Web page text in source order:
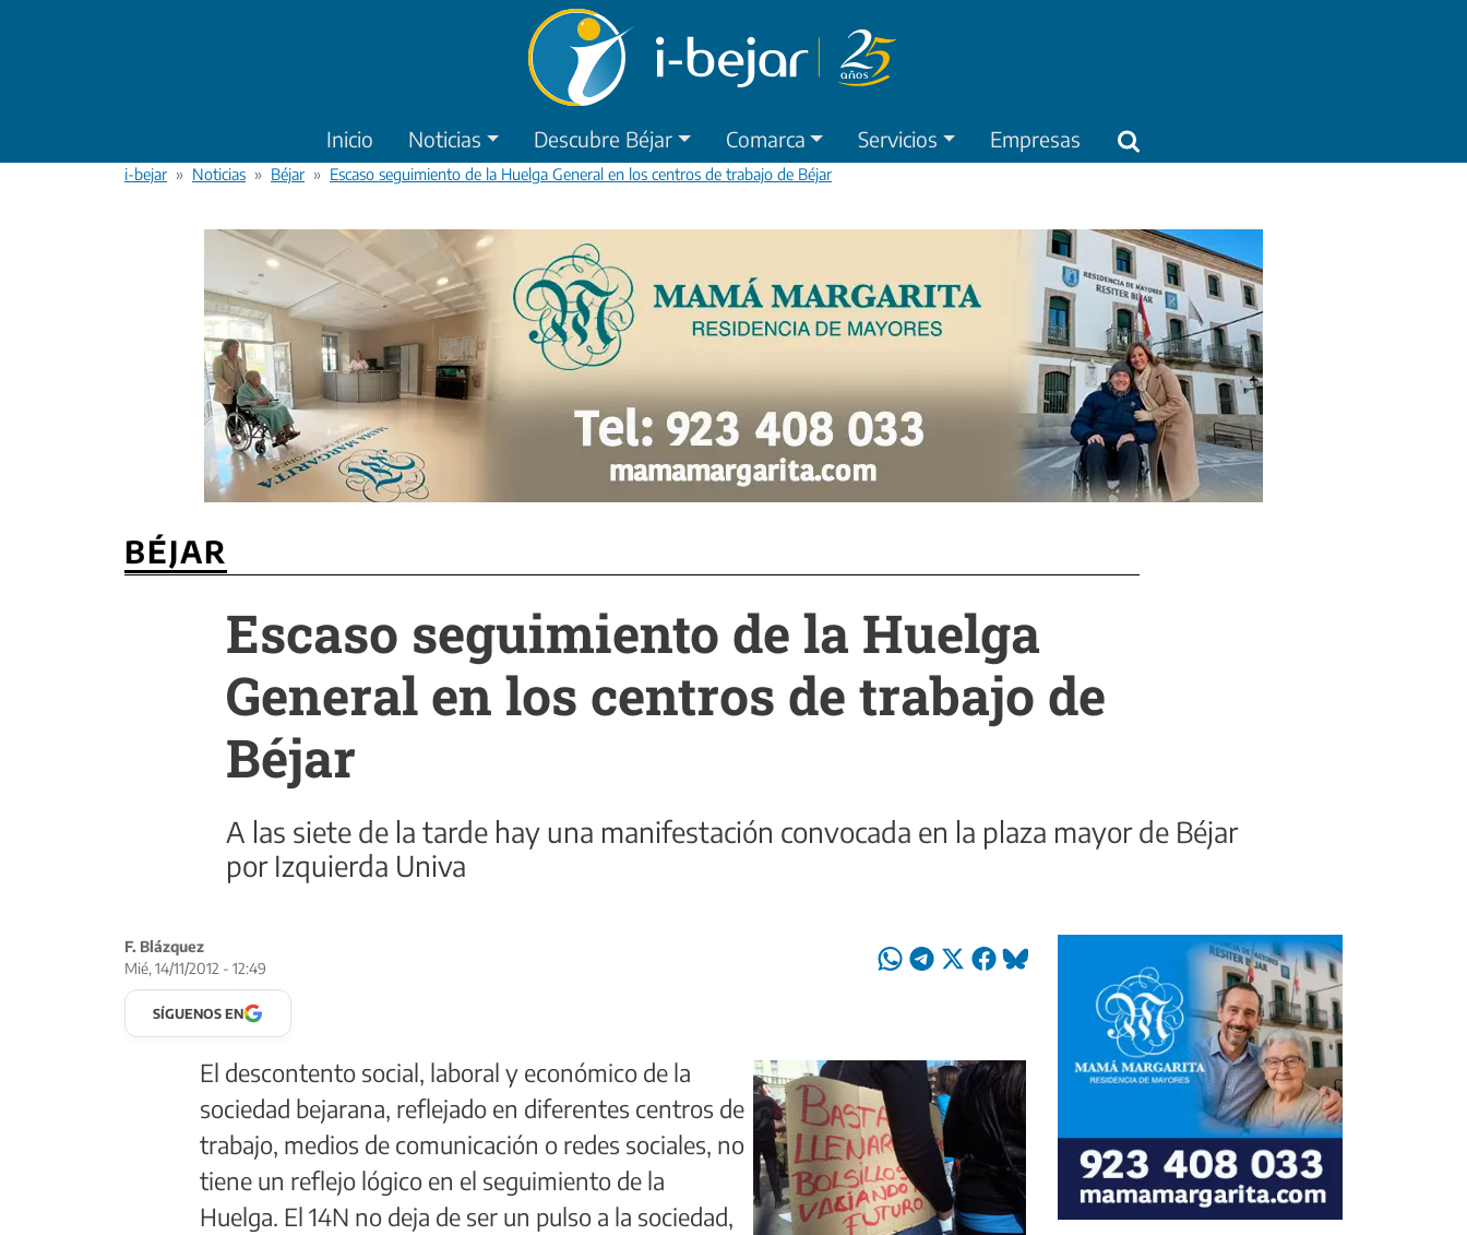
Inicio Noticias Descubre Béjar Comarca Servicios Empresas
i-bejar Noticias Béjar Escaso seguimiento de la Huelga General en los centros de trabajo de Béjar
BÉJAR
Escaso seguimiento de la Huelga
General en los centros de trabajo de
Béjar
A las siete de la tarde hay una manifestación convocada en la plaza mayor de Béjar
por Izquierda Univa
F. Blázquez
Mié, 14/11/2012 - 12:49
SÍGUENOS EN
El descontento social, laboral y económico de la
sociedad bejarana, reflejado en diferentes centros de
trabajo, medios de comunicación o redes sociales, no
tiene un reflejo lógico en el seguimiento de la
Huelga. El 14N no deja de ser un pulso a la sociedad,